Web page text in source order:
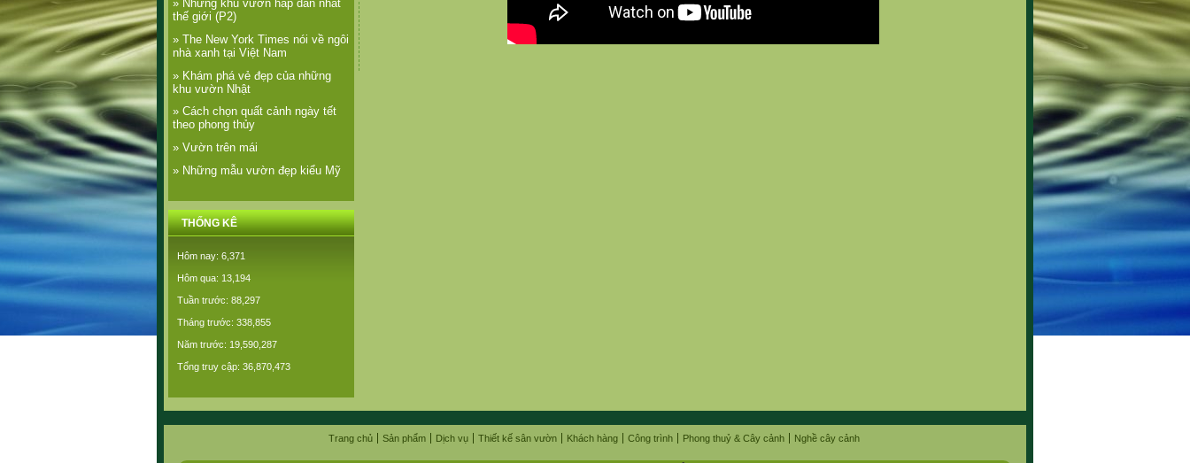
» Những khu vườn hấp dẫn nhất
thế giới (P2)
» The New York Times nói về ngôi
nhà xanh tại Việt Nam
» Khám phá vẻ đẹp của những
khu vườn Nhật
» Cách chọn quất cảnh ngày tết
theo phong thủy
» Vườn trên mái
» Những mẫu vườn đẹp kiểu Mỹ
THỐNG KÊ
Hôm nay: 6,371
Hôm qua: 13,194
Tuần trước: 88,297
Tháng trước: 338,855
Năm trước: 19,590,287
Tổng truy cập: 36,870,473
Trang chủ Sản phẩm Dịch vụ Thiết kế sân vườn Khách hàng Công trình Phong thuỷ & Cây cảnh Nghề cây cảnh